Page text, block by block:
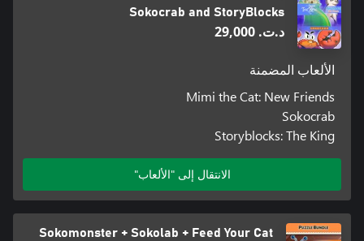
Sokocrab and StoryBlocks
د.ت.‏ 29,000
الألعاب المضمنة
Mimi the Cat: New Friends
Sokocrab
Storyblocks: The King
الانتقال إلى "الألعاب"
Sokomonster + Sokolab + Feed Your Cat